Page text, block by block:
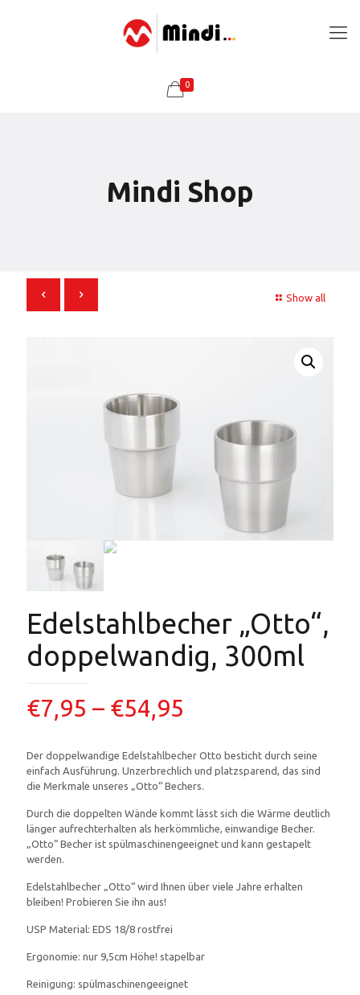
0
Mindi Shop
Show all
Edelstahlbecher „Otto“,
doppelwandig, 300ml
€7,95 – €54,95
Der doppelwandige Edelstahlbecher Otto besticht durch seine
einfach Ausführung. Unzerbrechlich und platzsparend, das sind
die Merkmale unseres „Otto“ Bechers.
Durch die doppelten Wände kommt lässt sich die Wärme deutlich
länger aufrechterhalten als herkömmliche, einwandige Becher.
„Otto“ Becher ist spülmaschinengeeignet und kann gestapelt
werden.
Edelstahlbecher „Otto“ wird Ihnen über viele Jahre erhalten
bleiben! Probieren Sie ihn aus!
USP Material: EDS 18/8 rostfrei
Ergonomie: nur 9,5cm Höhe! stapelbar
Reinigung: spülmaschinengeeignet